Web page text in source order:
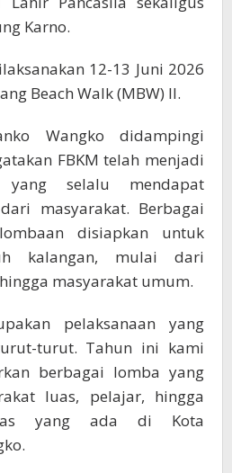
Karno.
12-13 Juni 2026
Beach Walk (MBW) II.
Wangko didampingi
FBKM telah menjadi
yang selalu mendapat
masyarakat. Berbagai
disiapkan untuk
kalangan, mulai dari
masyarakat umum.
pelaksanaan yang
turut. Tahun ini kami
berbagai lomba yang
luas, pelajar, hingga
yang ada di Kota